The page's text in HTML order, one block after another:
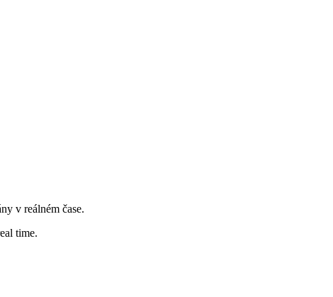
v reálném čase.
time.